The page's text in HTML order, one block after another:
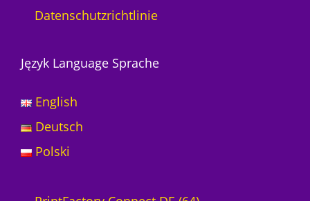
Datenschutzrichtlinie
Język Language Sprache
English
Deutsch
Polski